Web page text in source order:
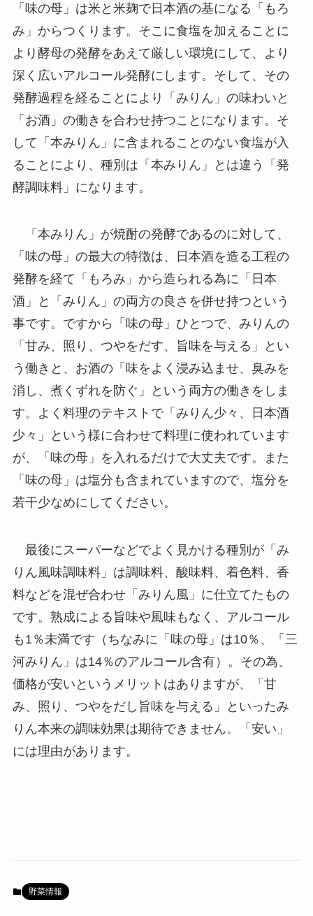
「味の母」は米と米麹で日本酒の基になる「もろ
み」からつくります。そこに食塩を加えることに
より酵母の発酵をあえて厳しい環境にして、より
深く広いアルコール発酵にします。そして、その
発酵過程を経ることにより「みりん」の味わいと
「お酒」の働きを合わせ持つことになります。そ
して「本みりん」に含まれることのない食塩が入
ることにより、種別は「本みりん」とは違う「発
酵調味料」になります。
「本みりん」が焼酎の発酵であるのに対して、
「味の母」の最大の特徴は、日本酒を造る工程の
発酵を経て「もろみ」から造られる為に「日本
酒」と「みりん」の両方の良さを併せ持つという
事です。ですから「味の母」ひとつで、みりんの
「甘み、照り、つやをだす、旨味を与える」とい
う働きと、お酒の「味をよく浸み込ませ、臭みを
消し、煮くずれを防ぐ」という両方の働きをしま
す。よく料理のテキストで「みりん少々、日本酒
少々」という様に合わせて料理に使われています
が、「味の母」を入れるだけで大丈夫です。また
「味の母」は塩分も含まれていますので、塩分を
若干少なめにしてください。
最後にスーパーなどでよく見かける種別が「み
りん風味調味料」は調味料、酸味料、着色料、香
料などを混ぜ合わせ「みりん風」に仕立てたもの
です。熟成による旨味や風味もなく、アルコール
も1％未満です（ちなみに「味の母」は10％、「三
河みりん」は14％のアルコール含有）。その為、
価格が安いというメリットはありますが、「甘
み、照り、つやをだし旨味を与える」といったみ
りん本来の調味効果は期待できません。「安い」
には理由があります。
野菜情報